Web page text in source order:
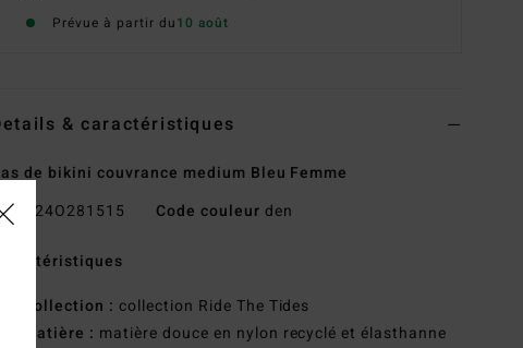
Prévue à partir du10 août
& caractéristiques
de bikini couvrance medium Bleu Femme
24O281515 Code couleur den
Caractéristiques
Collection : collection Ride The Tides
Matière : matière douce en nylon recyclé et élasthanne